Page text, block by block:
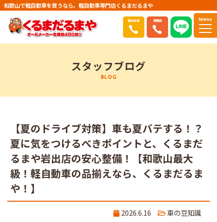
和歌山で軽自動車を買うなら。軽自動車専門店くるまだるまや
軽中古車 買取店 Menu
スタッフブログ
BLOG
【夏のドライブ対策】車も夏バテする！？
夏に気をつけるべきポイントと、くるまだ
るまや岩出店の安心整備！【和歌山最大
級！軽自動車の品揃えなら、くるまだるま
や！】
2026.6.16 車の豆知識